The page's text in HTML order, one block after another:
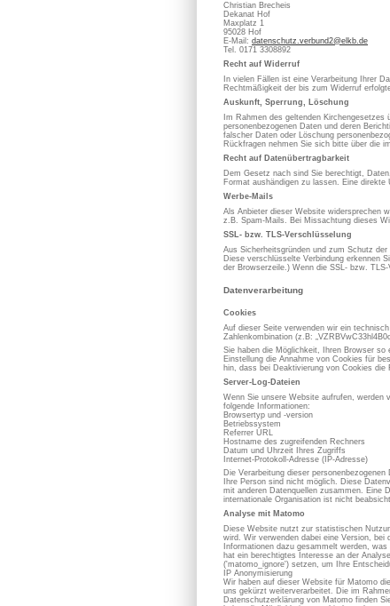
Christian Brecheis
Dekanat Hof
Maxplatz 1
95028 Hof
E-Mail: datenschutz.verbund2@elkb.de
Tel. 0171 3308892
Recht auf Widerruf
In vielen Fällen ist eine Verarbeitung Ihrer
Rechtmäßigkeit der bis zum Widerruf
Auskunft, Sperrung, Löschung
Im Rahmen des geltenden
personenbezogenen Daten und deren
falscher Daten oder Löschung
Rückfragen nehmen Sie sich bitte über die
Recht auf Datenübertragbarkeit
Dem Gesetz nach sind Sie berechtigt,
Format aushändigen zu lassen. Eine
Werbe-Mails
Als Anbieter dieser Website widersprechen
z.B. Spam-Mails. Bei Missachtung dieses
SSL- bzw. TLS-Verschlüsselung
Aus Sicherheitsgründen und zum Schutz
Diese verschlüsselte Verbindung erkennen
der Browserzeile.) Wenn die SSL- bzw.
Datenverarbeitung
Cookies
Auf dieser Seite verwenden wir ein
Zahlenkombination (z.B:
Sie haben die Möglichkeit, Ihren Browser
Einstellung die Annahme von Cookies für
hin, dass bei Deaktivierung von Cookies
Server-Log-Dateien
Wenn Sie unsere Website aufrufen, werden
folgende Informationen:
Browsertyp und -version
Betriebssystem
Referrer URL
Hostname des zugreifenden Rechners
Datum und Uhrzeit Ihres Zugriffs
Internet-Protokoll-Adresse (IP-Adresse)
Die Verarbeitung dieser
Ihre Person sind nicht möglich. Diese
mit anderen Datenquellen zusammen. Eine
internationale Organisation ist nicht
Analyse mit Matomo
Diese Website nutzt zur statistischen
wird. Wir verwenden dabei eine Version,
Informationen dazu gesammelt werden,
hat ein berechtigtes Interesse an der
('matomo_ignore') setzen, um Ihre
IP Anonymisierung
Wir haben auf dieser Website für Matomo
uns gekürzt weiterverarbeitet. Die im
Datenschutzerklärung von Matomo finden